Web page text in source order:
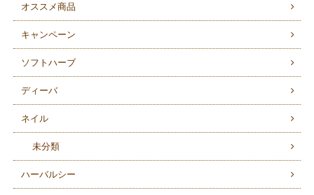
オススメ商品
キャンペーン
ソフトハーブ
ディーバ
ネイル
未分類
ハーバルシー